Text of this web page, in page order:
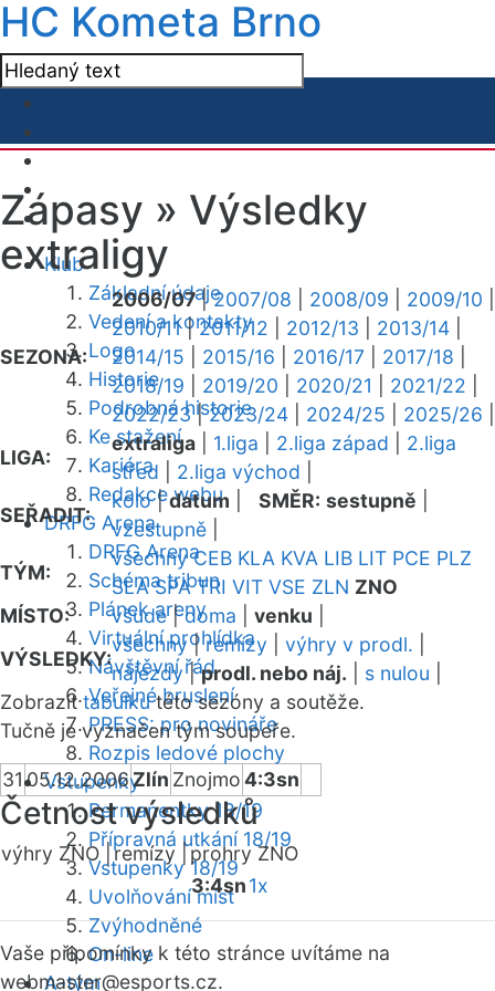
HC Kometa Brno
Klub
Základní údaje
Vedení a kontakty
Logo
Historie
Podrobná historie
Ke stažení
Kariéra
Redakce webu
DRFG Arena
DRFG Arena
Schéma tribun
Plánek areny
Virtuální prohlídka
Návštěvní řád
Veřejné bruslení
PRESS: pro novináře
Rozpis ledové plochy
Vstupenky
Permanentky 18/19
Přípravná utkání 18/19
Vstupenky 18/19
Uvolňování míst
Zvýhodněné
On-line
A-tým
Zápasy » Výsledky
extraligy
SEZONA:
2006/07|2007/08 2008/09 2009/10
2010/11|2011/12 2012/13 2013/14
2014/15
2015/16 2016/17 2017/18
2018/19
2019/20 2020/21 2021/22
2022/23|2023/24 2024/25 2025/26
LIGA:
extraliga 1.liga 2.liga západ
2.liga
střed
2.liga východ
SEŘADIT:
kolo|datum SMĚR: sestupně
vzestupně
TÝM:
všechny CEB KLA KVA LIB LIT PCE PLZ
SLA SPA TRI VIT VSE ZLN ZNO
MÍSTO:
všude|doma venku
VÝSLEDKY:
všechny|remízy výhry v prodl.
nájezdy|prodl. nebo náj. s nulou
Zobrazittabulkutéto sezóny a soutěže.
Tučně je vyznačen tým soupeře.
31 05.12.2006Zlín Znojmo4:3sn
Četnost výsledků
výhry ZNO |remízy |prohry ZNO
3:4sn1x
Vaše připomínky k této stránce uvítáme na
webmaster@esports.cz.